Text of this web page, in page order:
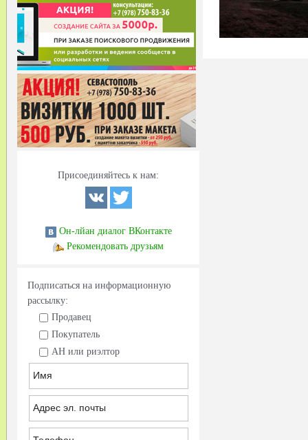
Присоединяйтесь к нам:
Он-лйан диалог ВКонтакте
Рекомендовать друзьям
Подписаться на информационную
рассылку:
Продавец
Покупатель
АН или риэлтор